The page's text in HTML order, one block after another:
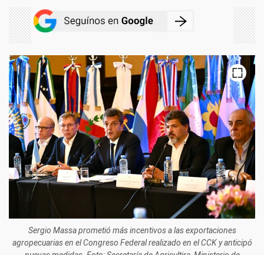
Sergio Massa prometió más incentivos a las exportaciones
agropecuarias en el Congreso Federal realizado en el CCK y anticipó